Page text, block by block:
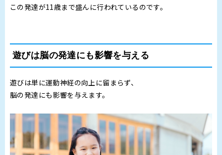
この発達が11歳まで盛んに行われているのです。
遊びは脳の発達にも影響を与える
遊びは単に運動神経の向上に留まらず、
脳の発達にも影響を与えます。